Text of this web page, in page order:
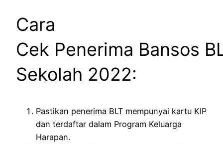
Cara
Cek Penerima Bansos
Sekolah 2022:
Pastikan penerima BLT mempunyai kartu KIP
dan terdaftar dalam Program Keluarga
Harapan.